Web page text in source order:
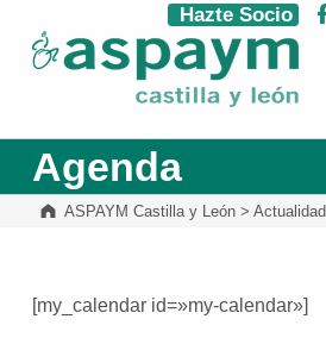
ASPAYM Castilla y León
Hazte Socio
Agenda
ASPAYM Castilla y León> Actualidad
[my_calendar id=»my-calendar»]